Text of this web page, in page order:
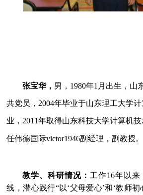
张宝华， 男， 1980年1 月出生，山
共党员， 2004年毕业于山东理工大学
业， 2011年取得山东科技大学计算机
任伟德国际victor1946副经理，副教授。
教学、科研情况： 工作16年以来
线，潜心践行“以‘父母爱心’和‘教师